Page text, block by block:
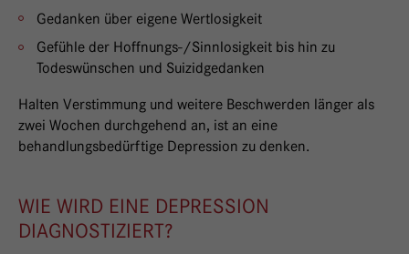
Gedanken über eigene Wertlosigkeit
Gefühle der Hoffnungs-/Sinnlosigkeit bis hin zu
Todeswünschen und Suizidgedanken
Halten Verstimmung und weitere Beschwerden länger als
zwei Wochen durchgehend an, ist an eine
behandlungsbedürftige Depression zu denken.
WIE WIRD EINE DEPRESSION
DIAGNOSTIZIERT?